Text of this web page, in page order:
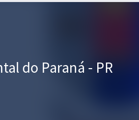
do Paraná - PR